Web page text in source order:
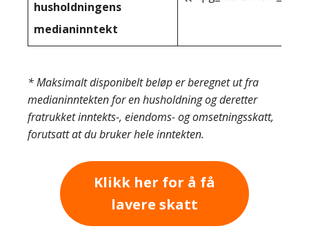
husholdningens
medianinntekt
* Maksimalt disponibelt beløp er beregnet ut fra
medianinntekten for en husholdning og deretter
fratrukket inntekts-, eiendoms- og omsetningsskatt,
forutsatt at du bruker hele inntekten.
Klikk her for å få
lavere skatt